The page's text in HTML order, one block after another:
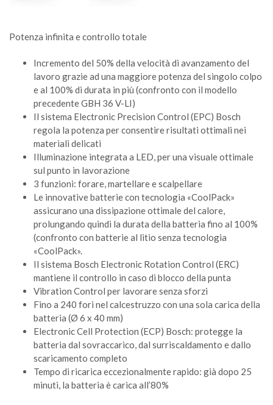
Potenza infinita e controllo totale
Incremento del 50% della velocità di avanzamento del
lavoro grazie ad una maggiore potenza del singolo colpo
e al 100% di durata in più (confronto con il modello
precedente GBH 36 V-LI)
Il sistema Electronic Precision Control (EPC) Bosch
regola la potenza per consentire risultati ottimali nei
materiali delicati
Illuminazione integrata a LED, per una visuale ottimale
sul punto in lavorazione
3 funzioni: forare, martellare e scalpellare
Le innovative batterie con tecnologia «CoolPack»
assicurano una dissipazione ottimale del calore,
prolungando quindi la durata della batteria fino al 100%
(confronto con batterie al litio senza tecnologia
«CoolPack».
Il sistema Bosch Electronic Rotation Control (ERC)
mantiene il controllo in caso di blocco della punta
Vibration Control per lavorare senza sforzi
Fino a 240 fori nel calcestruzzo con una sola carica della
batteria (Ø 6 x 40 mm)
Electronic Cell Protection (ECP) Bosch: protegge la
batteria dal sovraccarico, dal surriscaldamento e dallo
scaricamento completo
Tempo di ricarica eccezionalmente rapido: già dopo 25
minuti, la batteria è carica all’80%